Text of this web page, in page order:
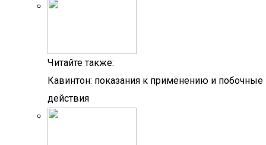
Читайте также:
Кавинтон: показания к применению и побочные
действия